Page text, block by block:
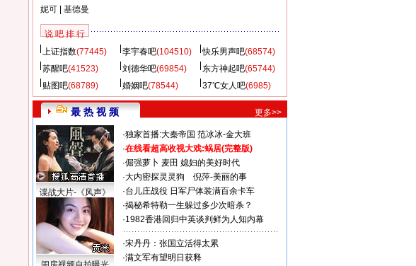
妮可| 基德曼
说 吧 排 行
上证指数(77445) 李宇春吧(104510) 快乐男声吧(68574)
苏醒吧(41523) 刘德华吧(69854) 东方神起吧(65744)
贴图吧(68789) 婚姻吧(78544) 37℃女人吧(6985)
最 热 视 频 更多>>
谍战大片-《风声》
·独家首播:大秦帝国 范冰冰-金大班
·在线看超高收视大戏:蜗居(完整版)
·倔强萝卜 麦田 媳妇的美好时代
·大内密探灵灵狗
倪萍-美丽的事
·台儿庄战役 日军尸体装满百余卡车
·揭秘希特勒一生躲过多少次暗杀？
·1982香港回归中英谈判鲜为人知内幕
·宋丹丹：张国立活得太累
·满文军有望明日获释